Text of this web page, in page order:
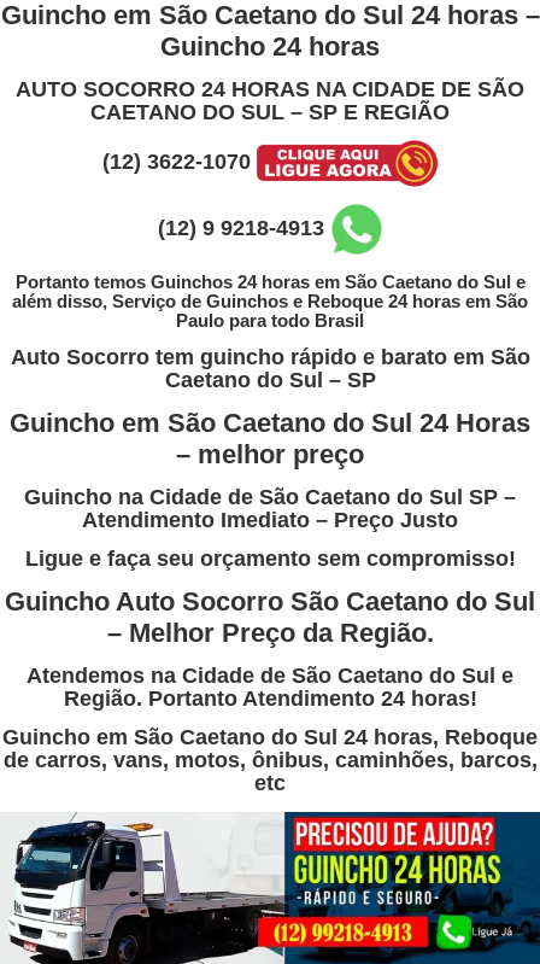
Ir
conteúdo
Guincho em São Caetano do Sul 24 horas –
Guincho 24 horas
AUTO SOCORRO 24 HORAS NA CIDADE DE SÃO
CAETANO DO SUL – SP E REGIÃO
(12) 3622-1070
(12) 9 9218-4913
Portanto temos Guinchos 24 horas em São Caetano do Sul e
além disso, Serviço de Guinchos e Reboque 24 horas em São
Paulo para todo Brasil
Auto Socorro tem guincho rápido e barato em São
Caetano do Sul – SP
Guincho em São Caetano do Sul 24 Horas
– melhor preço
Guincho na Cidade de São Caetano do Sul SP –
Atendimento Imediato – Preço Justo
Ligue e faça seu orçamento sem compromisso!
Guincho Auto Socorro São Caetano do Sul
– Melhor Preço da Região.
Atendemos na Cidade de São Caetano do Sul e
Região. Portanto Atendimento 24 horas!
Guincho em São Caetano do Sul 24 horas, Reboque
de carros, vans, motos, ônibus, caminhões, barcos,
etc